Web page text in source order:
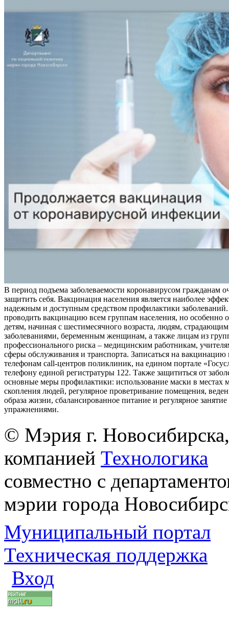
В период подъема заболеваемости коронавирусом гражданам
защитить себя. Вакцинация населения является наиболее
надежным и доступным средством профилактики заболеваний.
проводить вакцинацию всем группам населения, но особенно
детям, начиная с шестимесячного возраста, людям,
заболеваниями, беременным женщинам, а также лицам из
профессионального риска – медицинским работникам,
сферы обслуживания и транспорта. Записаться на
телефонам call-центров поликлиник, на едином портале
телефону единой регистратуры 122. Также защититься от
основные меры профилактики: использование маски в местах
скопления людей, регулярное проветривание помещения,
образа жизни, сбалансированное питание и регулярное
упражнениями.
© Мэрия г.
компанией Технологика
совместно с
мэрии города
Муниципальный портал
Техническая поддержка
Вход